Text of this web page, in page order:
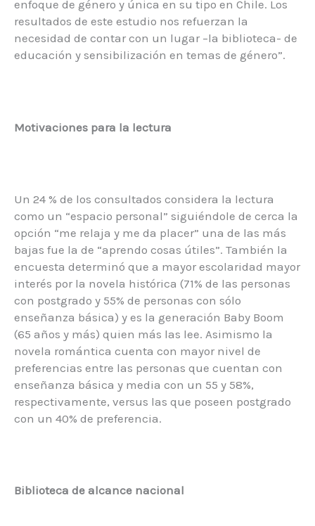
enfoque de género y única en su tipo en Chile. Los
resultados de este estudio nos refuerzan la
necesidad de contar con un lugar –la biblioteca- de
educación y sensibilización en temas de género”.
Motivaciones para la lectura
Un 24 % de los consultados considera la lectura
como un “espacio personal” siguiéndole de cerca la
opción “me relaja y me da placer” una de las más
bajas fue la de “aprendo cosas útiles”. También la
encuesta determinó que a mayor escolaridad mayor
interés por la novela histórica (71% de las personas
con postgrado y 55% de personas con sólo
enseñanza básica) y es la generación Baby Boom
(65 años y más) quien más las lee. Asimismo la
novela romántica cuenta con mayor nivel de
preferencias entre las personas que cuentan con
enseñanza básica y media con un 55 y 58%,
respectivamente, versus las que poseen postgrado
con un 40% de preferencia.
Biblioteca de alcance nacional